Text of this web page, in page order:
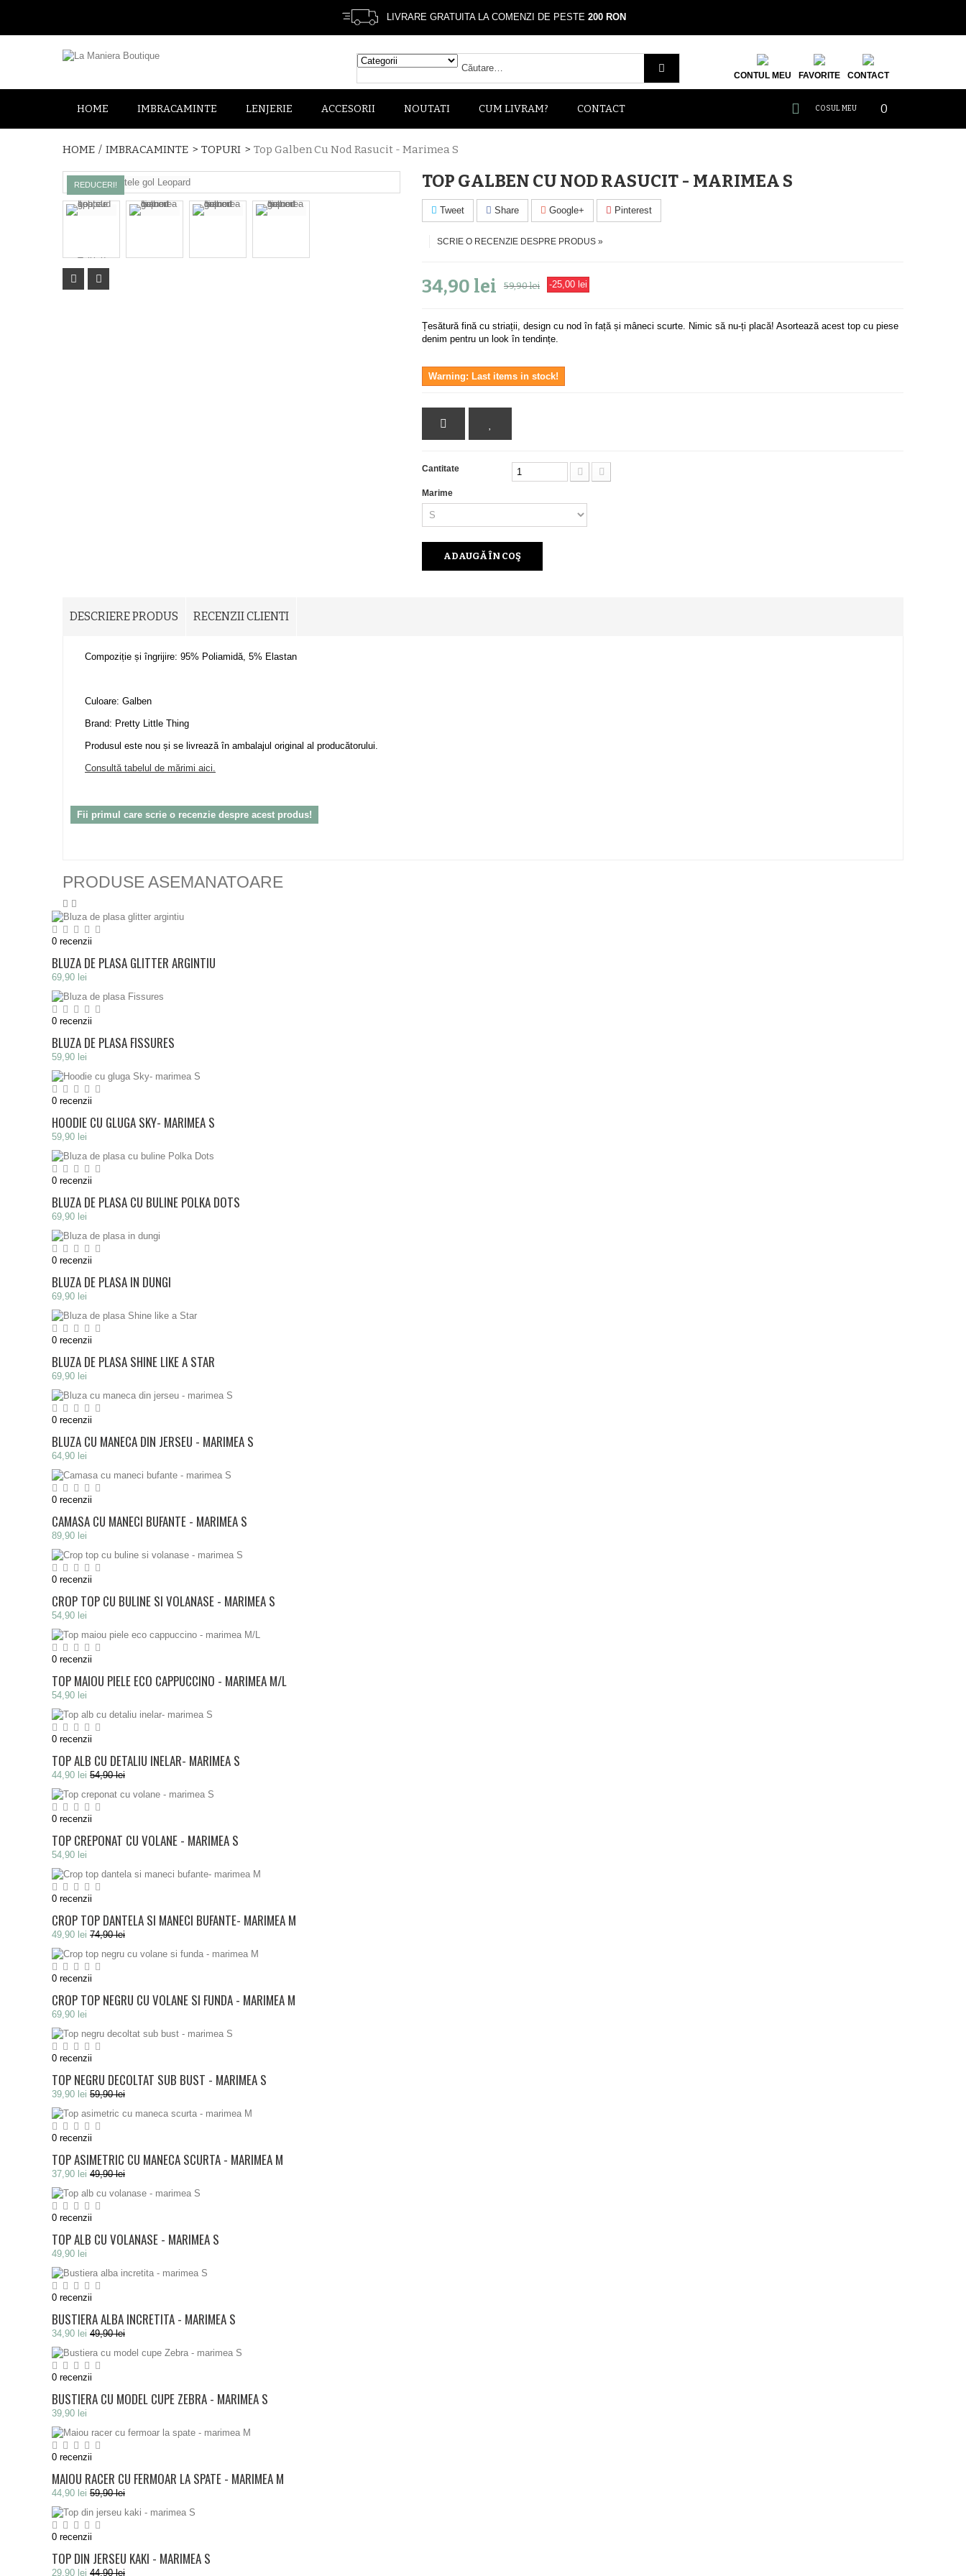
LIVRARE GRATUITA LA COMENZI DE PESTE 200 RON
CONTACT
FAVORITE
CONTUL MEU
COSUL MEU 0
HOME IMBRACAMINTE LENJERIE ACCESORII NOUTATI CUM LIVRAM? CONTACT
HOME / IMBRACAMINTE > TOPURI > Top Galben Cu Nod Rasucit - Marimea S
NOU
REDUCERI! TOP GALBEN CU NOD RASUCIT - MARIMEA S
Tweet Share Google+ Pinterest
SCRIE O RECENZIE DESPRE PRODUS »
34,90 lei 59,90 lei -25,00 lei
Țesătură fină cu striații, design cu nod în față și mâneci scurte. Nimic să nu-ți placă! Asortează acest top cu piese
denim pentru un look în tendințe.
Warning: Last items in stock!
Cantitate
Marime
ADAUGĂ ÎN COŞ
DESCRIERE PRODUS RECENZII CLIENTI
Compoziție și îngrijire: 95% Poliamidă, 5% Elastan
Culoare: Galben
Brand: Pretty Little Thing
Produsul este nou și se livrează în ambalajul original al producătorului.
Consultă tabelul de mărimi aici.
Fii primul care scrie o recenzie despre acest produs!
PRODUSE ASEMANATOARE
0 recenzii
BLUZA DE PLASA GLITTER ARGINTIU
69,90 lei
0 recenzii
BLUZA DE PLASA FISSURES
59,90 lei
0 recenzii
HOODIE CU GLUGA SKY- MARIMEA S
59,90 lei
0 recenzii
BLUZA DE PLASA CU BULINE POLKA DOTS
69,90 lei
0 recenzii
BLUZA DE PLASA IN DUNGI
69,90 lei
0 recenzii
BLUZA DE PLASA SHINE LIKE A STAR
69,90 lei
0 recenzii
BLUZA CU MANECA DIN JERSEU - MARIMEA S
64,90 lei
0 recenzii
CAMASA CU MANECI BUFANTE - MARIMEA S
89,90 lei
0 recenzii
CROP TOP CU BULINE SI VOLANASE - MARIMEA S
54,90 lei
0 recenzii
TOP MAIOU PIELE ECO CAPPUCCINO - MARIMEA M/L
54,90 lei
0 recenzii
TOP ALB CU DETALIU INELAR- MARIMEA S
44,90 lei 54,90 lei
0 recenzii
TOP CREPONAT CU VOLANE - MARIMEA S
54,90 lei
0 recenzii
CROP TOP DANTELA SI MANECI BUFANTE- MARIMEA M
49,90 lei 74,90 lei
0 recenzii
CROP TOP NEGRU CU VOLANE SI FUNDA - MARIMEA M
69,90 lei
0 recenzii
TOP NEGRU DECOLTAT SUB BUST - MARIMEA S
39,90 lei 59,90 lei
0 recenzii
TOP ASIMETRIC CU MANECA SCURTA - MARIMEA M
37,90 lei 49,90 lei
0 recenzii
TOP ALB CU VOLANASE - MARIMEA S
49,90 lei
0 recenzii
BUSTIERA ALBA INCRETITA - MARIMEA S
34,90 lei 49,90 lei
0 recenzii
BUSTIERA CU MODEL CUPE ZEBRA - MARIMEA S
39,90 lei
0 recenzii
MAIOU RACER CU FERMOAR LA SPATE - MARIMEA M
44,90 lei 59,90 lei
0 recenzii
TOP DIN JERSEU KAKI - MARIMEA S
29,90 lei 44,90 lei